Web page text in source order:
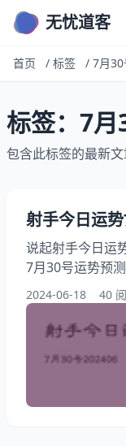
无忧道客
首页 / 标签 / 7月
标签：7
包含此标签的最新
射手今日运
说起射手今日运
7月30号运势预
势查询，此外，
号，相信您对于
号射手座运势分
手7月30号运势
项目 评分/详
2024-06-18 40